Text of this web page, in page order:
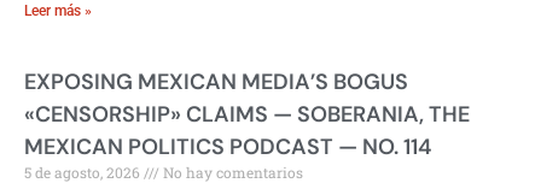
Leer más »
EXPOSING MEXICAN MEDIA’S BOGUS
«CENSORSHIP» CLAIMS — SOBERANIA, THE
MEXICAN POLITICS PODCAST — NO. 114
5 de agosto, 2026 No hay comentarios